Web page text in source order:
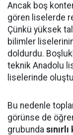
Ancak boş
gören liselerde
Çünkü yüksek
bilimler
doldurdu.
teknik Anadolu
liselerinde
Bu nedenle
görünse de
grubunda